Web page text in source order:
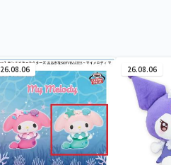
26.08.06 26.08.06